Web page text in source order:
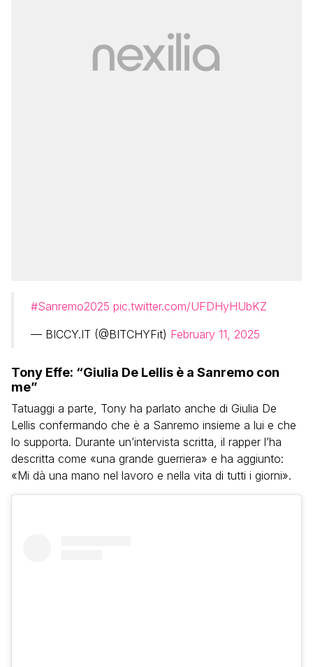
#Sanremo2025 pic.twitter.com/UFDHyHUbKZ
— BICCY.IT (@BITCHYFit) February 11, 2025
Tony Effe: “Giulia De Lellis è a Sanremo con
me”
Tatuaggi a parte, Tony ha parlato anche di Giulia De
Lellis confermando che è a Sanremo insieme a lui e che
lo supporta. Durante un’intervista scritta, il rapper l’ha
descritta come «una grande guerriera» e ha aggiunto:
«Mi dà una mano nel lavoro e nella vita di tutti i giorni».